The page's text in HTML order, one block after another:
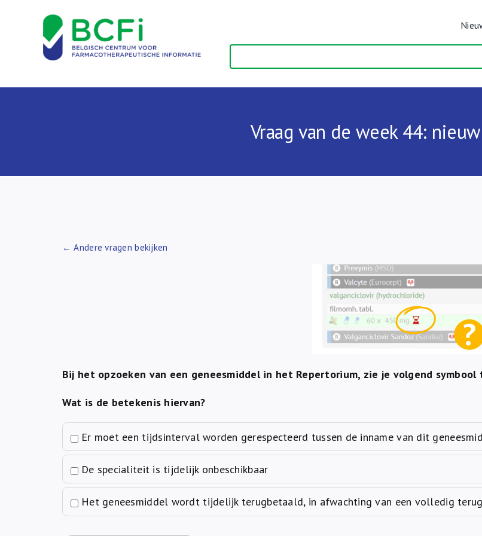
Vraag van de week 44:
← Andere vragen bekijken
Bij het opzoeken van een geneesmiddel in het Repertorium, zie je volgend
Wat is de betekenis hiervan?
Er moet een tijdsinterval worden gerespecteerd tussen de inname van dit
De specialiteit is tijdelijk onbeschikbaar
Het geneesmiddel wordt tijdelijk terugbetaald, in afwachting van een volledig